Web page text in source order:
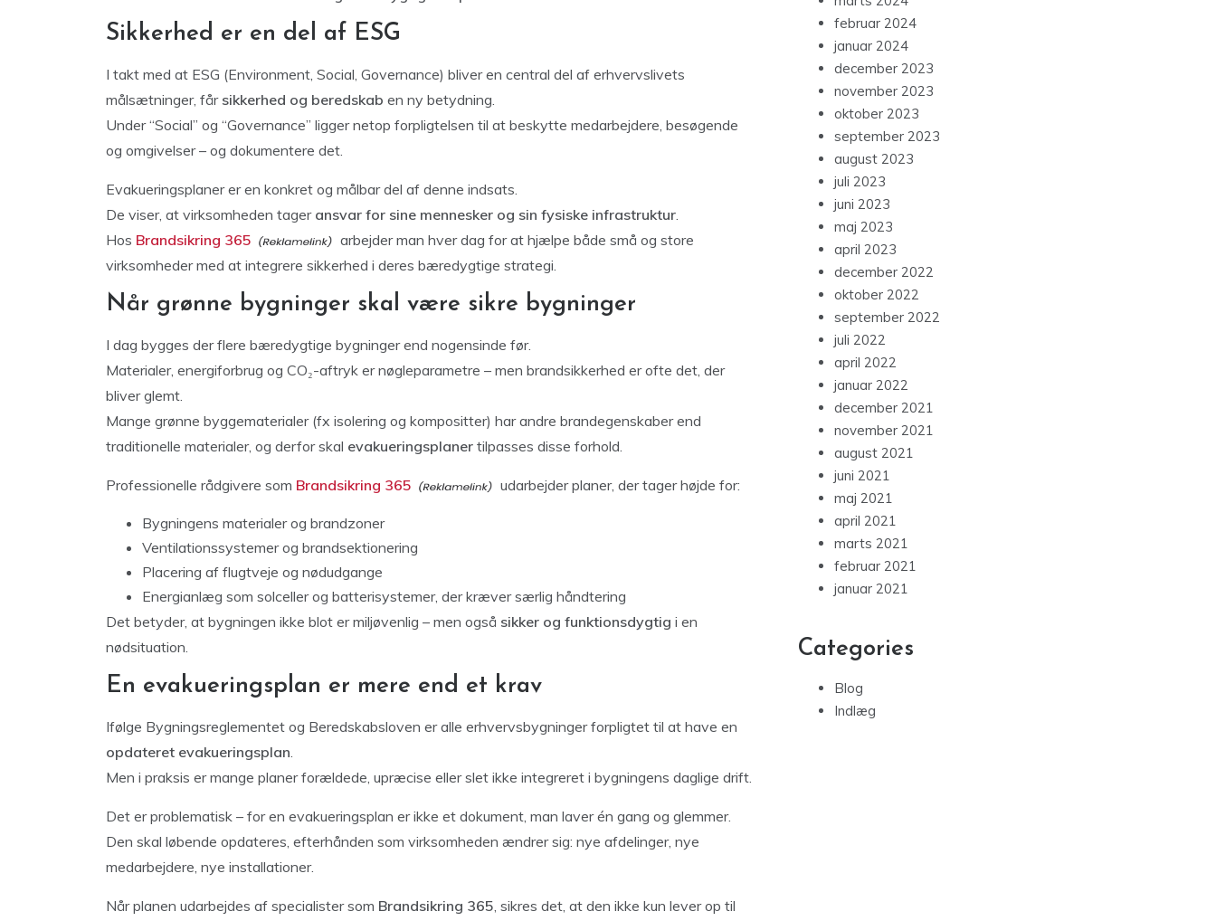
Sikkerhed er en del af ESG
I takt med at ESG (Environment, Social, Governance) bliver en central del af erhvervslivets
målsætninger, får sikkerhed og beredskab en ny betydning.
Under “Social” og “Governance” ligger netop forpligtelsen til at beskytte medarbejdere, besøgende
og omgivelser – og dokumentere det.
Evakueringsplaner er en konkret og målbar del af denne indsats.
De viser, at virksomheden tager ansvar for sine mennesker og sin fysiske infrastruktur.
Hos Brandsikring 365
arbejder man hver dag for at hjælpe både små og store
virksomheder med at integrere sikkerhed i deres bæredygtige strategi.
Når grønne bygninger skal være sikre bygninger
I dag bygges der flere bæredygtige bygninger end nogensinde før.
Materialer, energiforbrug og CO₂-aftryk er nøgleparametre – men brandsikkerhed er ofte det, der
bliver glemt.
Mange grønne byggematerialer (fx isolering og kompositter) har andre brandegenskaber end
traditionelle materialer, og derfor skal evakueringsplaner tilpasses disse forhold.
Professionelle rådgivere som Brandsikring 365 udarbejder planer, der tager højde for:
Bygningens materialer og brandzoner
Ventilationssystemer og brandsektionering
Placering af flugtveje og nødudgange
Energianlæg som solceller og batterisystemer, der kræver særlig håndtering
Det betyder, at bygningen ikke blot er miljøvenlig – men også sikker og funktionsdygtig i en
nødsituation.
En evakueringsplan er mere end et krav
Ifølge Bygningsreglementet og Beredskabsloven er alle erhvervsbygninger forpligtet til at have en
opdateret evakueringsplan.
Men i praksis er mange planer forældede, upræcise eller slet ikke integreret i bygningens daglige drift.
Det er problematisk – for en evakueringsplan er ikke et dokument, man laver én gang og glemmer.
Den skal løbende opdateres, efterhånden som virksomheden ændrer sig: nye afdelinger, nye
medarbejdere, nye installationer.
Når planen udarbejdes af specialister som Brandsikring 365, sikres det, at den ikke kun lever op til
februar 2024
januar 2024
december 2023
november 2023
oktober 2023
september 2023
august 2023
juli 2023
juni 2023
maj 2023
april 2023
december 2022
oktober 2022
september 2022
juli 2022
april 2022
januar 2022
december 2021
november 2021
august 2021
juni 2021
maj 2021
april 2021
marts 2021
februar 2021
januar 2021
Categories
Blog
Indlæg